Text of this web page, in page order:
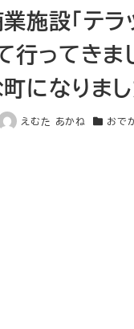
施設「テラ
行ってきま
になりまし
えむた あかね
カテゴリ
おで